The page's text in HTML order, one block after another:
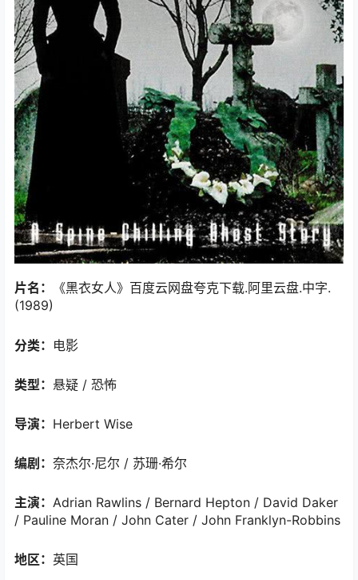
片名：
《黑衣女人》百度云网盘夸克下载.阿里云盘.中字.
(1989)
分类： 电影
类型： 悬疑 / 恐怖
导演： Herbert Wise
编剧： 奈杰尔·尼尔 / 苏珊·希尔
主演： Adrian Rawlins / Bernard Hepton / David Daker
/ Pauline Moran / John Cater / John Franklyn-Robbins
地区： 英国